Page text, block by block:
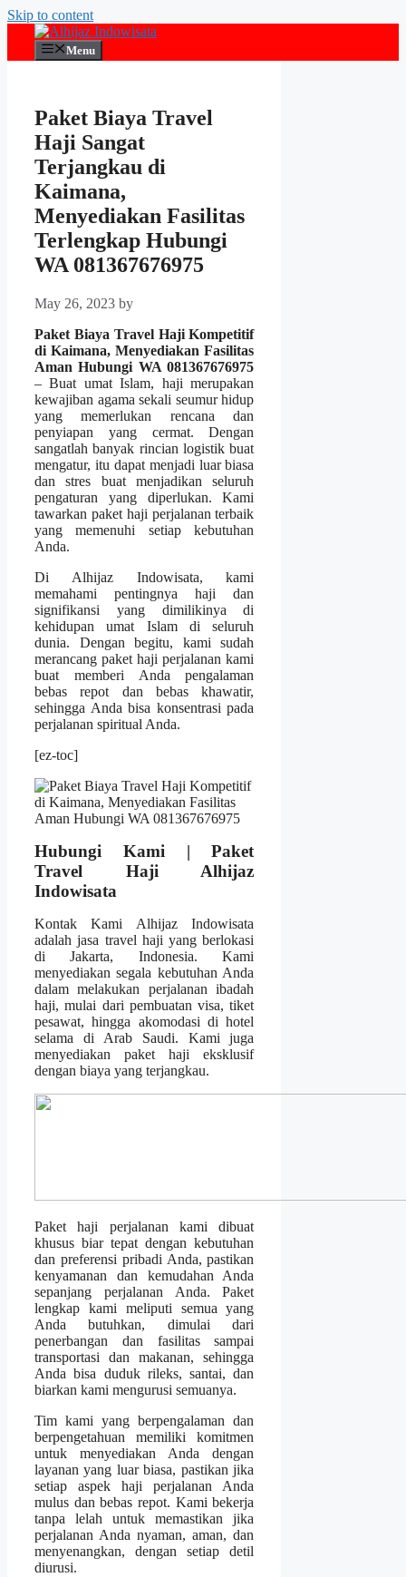
Skip to content
Menu
Paket Biaya Travel
Haji Sangat
Terjangkau di
Kaimana,
Menyediakan Fasilitas
Terlengkap Hubungi
WA 081367676975
May 26, 2023 by
Paket Biaya Travel Haji Kompetitif
di Kaimana, Menyediakan Fasilitas
Aman Hubungi WA 081367676975
– Buat umat Islam, haji merupakan
kewajiban agama sekali seumur hidup
yang memerlukan rencana dan
penyiapan yang cermat. Dengan
sangatlah banyak rincian logistik buat
mengatur, itu dapat menjadi luar biasa
dan stres buat menjadikan seluruh
pengaturan yang diperlukan. Kami
tawarkan paket haji perjalanan terbaik
yang memenuhi setiap kebutuhan
Anda.
Di Alhijaz Indowisata, kami
memahami pentingnya haji dan
signifikansi yang dimilikinya di
kehidupan umat Islam di seluruh
dunia. Dengan begitu, kami sudah
merancang paket haji perjalanan kami
buat memberi Anda pengalaman
bebas repot dan bebas khawatir,
sehingga Anda bisa konsentrasi pada
perjalanan spiritual Anda.
[ez-toc]
Hubungi Kami | Paket
Travel Haji Alhijaz
Indowisata
Kontak Kami Alhijaz Indowisata
adalah jasa travel haji yang berlokasi
di Jakarta, Indonesia. Kami
menyediakan segala kebutuhan Anda
dalam melakukan perjalanan ibadah
haji, mulai dari pembuatan visa, tiket
pesawat, hingga akomodasi di hotel
selama di Arab Saudi. Kami juga
menyediakan paket haji eksklusif
dengan biaya yang terjangkau.
Paket haji perjalanan kami dibuat
khusus biar tepat dengan kebutuhan
dan preferensi pribadi Anda, pastikan
kenyamanan dan kemudahan Anda
sepanjang perjalanan Anda. Paket
lengkap kami meliputi semua yang
Anda butuhkan, dimulai dari
penerbangan dan fasilitas sampai
transportasi dan makanan, sehingga
Anda bisa duduk rileks, santai, dan
biarkan kami mengurusi semuanya.
Tim kami yang berpengalaman dan
berpengetahuan memiliki komitmen
untuk menyediakan Anda dengan
layanan yang luar biasa, pastikan jika
setiap aspek haji perjalanan Anda
mulus dan bebas repot. Kami bekerja
tanpa lelah untuk memastikan jika
perjalanan Anda nyaman, aman, dan
menyenangkan, dengan setiap detil
diurusi.